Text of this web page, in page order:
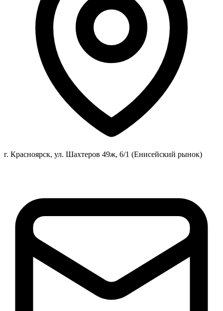
г. Красноярск, ул. Шахтеров 49ж, 6/1 (Енисейский рынок)